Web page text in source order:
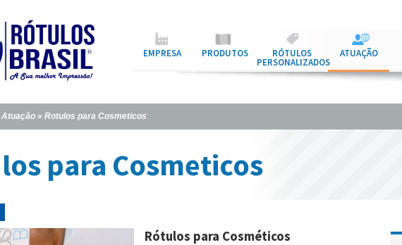
EMPRESA PRODUTOS RÓTULOS
PERSONALIZADOS
ATUAÇÃO
Atuação » Rotulos para Cosmeticos
para Cosmeticos
Rótulos para Cosméticos